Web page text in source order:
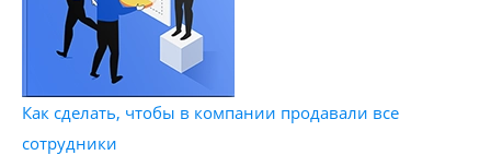
Как сделать, чтобы в компании продавали все
сотрудники